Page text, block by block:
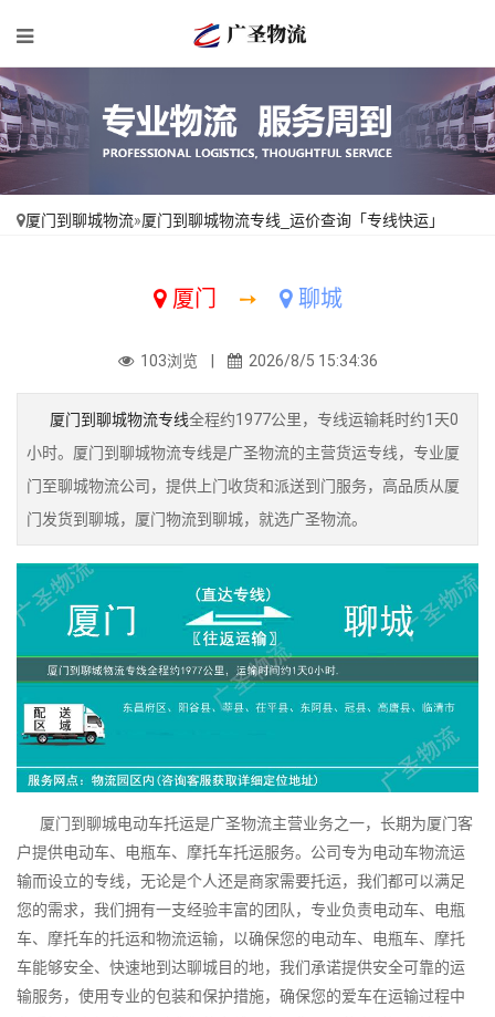
厦门到聊城物流»厦门到聊城物流专线_运价查询「专线快运」
厦门 ➙ 聊城
103浏览 | 2026/8/5 15:34:36
厦门到聊城物流专线全程约1977公里，专线运输耗时约1天0
小时。厦门到聊城物流专线是广圣物流的主营货运专线，专业厦
门至聊城物流公司，提供上门收货和派送到门服务，高品质从厦
门发货到聊城，厦门物流到聊城，就选广圣物流。
厦门到聊城电动车托运是广圣物流主营业务之一，长期为厦门客
户提供电动车、电瓶车、摩托车托运服务。公司专为电动车物流运
输而设立的专线，无论是个人还是商家需要托运，我们都可以满足
您的需求，我们拥有一支经验丰富的团队，专业负责电动车、电瓶
车、摩托车的托运和物流运输，以确保您的电动车、电瓶车、摩托
车能够安全、快速地到达聊城目的地，我们承诺提供安全可靠的运
输服务，使用专业的包装和保护措施，确保您的爱车在运输过程中